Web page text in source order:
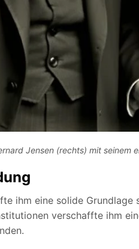
Jensen (rechts) mit seinem
ihm eine solide
verschaffte ihm